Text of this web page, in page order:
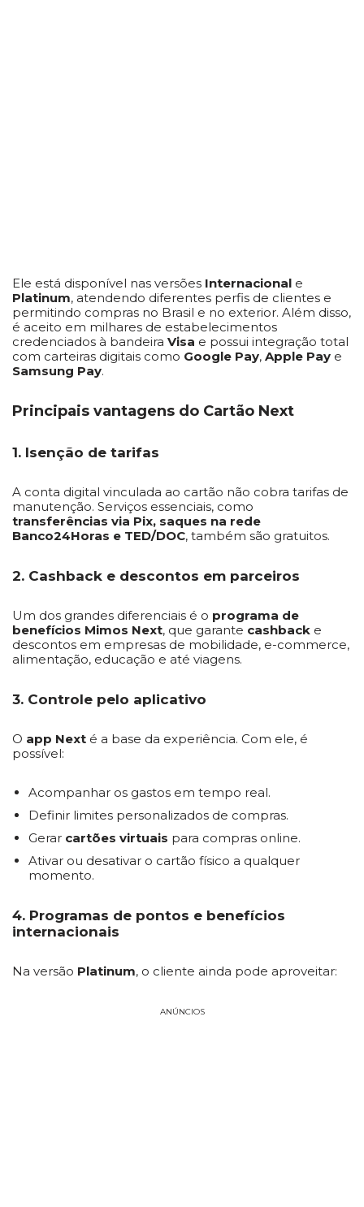
Ele está disponível nas versões Internacional e
Platinum, atendendo diferentes perfis de clientes e
permitindo compras no Brasil e no exterior. Além disso,
é aceito em milhares de estabelecimentos
credenciados à bandeira Visa e possui integração total
com carteiras digitais como Google Pay, Apple Pay e
Samsung Pay.
Principais vantagens do Cartão Next
1. Isenção de tarifas
A conta digital vinculada ao cartão não cobra tarifas de
manutenção. Serviços essenciais, como
transferências via Pix, saques na rede
Banco24Horas e TED/DOC, também são gratuitos.
2. Cashback e descontos em parceiros
Um dos grandes diferenciais é o programa de
benefícios Mimos Next, que garante cashback e
descontos em empresas de mobilidade, e-commerce,
alimentação, educação e até viagens.
3. Controle pelo aplicativo
O app Next é a base da experiência. Com ele, é
possível:
Acompanhar os gastos em tempo real.
Definir limites personalizados de compras.
Gerar cartões virtuais para compras online.
Ativar ou desativar o cartão físico a qualquer
momento.
4. Programas de pontos e benefícios
internacionais
Na versão Platinum, o cliente ainda pode aproveitar:
ANÚNCIOS